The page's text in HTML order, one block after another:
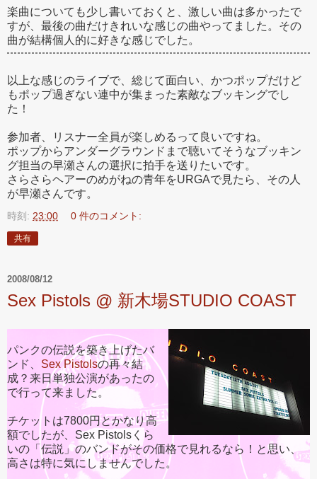
楽曲についても少し書いておくと、激しい曲は多かったで
すが、最後の曲だけきれいな感じの曲やってました。その
曲が結構個人的に好きな感じでした。
以上な感じのライブで、総じて面白い、かつポップだけど
もポップ過ぎない連中が集まった素敵なブッキングでし
た！
参加者、リスナー全員が楽しめるって良いですね。
ポップからアンダーグラウンドまで聴いてそうなブッキン
グ担当の早瀬さんの選択に拍手を送りたいです。
さらさらヘアーのめがねの青年をURGAで見たら、その人
が早瀬さんです。
時刻: 23:00 0 件のコメント:
共有
2008/08/12
Sex Pistols @ 新木場STUDIO COAST
パンクの伝説を築き上げたバ
ンド、 Sex Pistolsの再々結
成？来日単独公演があったの
で行って来ました。
チケットは7800円とかなり高
額でしたが、Sex Pistolsくら
いの「伝説」のバンドがその価格で見れるなら！と思い、
高さは特に気にしませんでした。